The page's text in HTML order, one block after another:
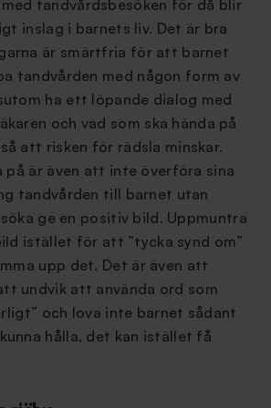
tandvårdsbesöken för då blir
inslag i barnets liv. Det är bra
är smärtfria för att barnet
tandvården med någon form av
ha ett löpande dialog med
och vad som ska hända på
att risken för rädsla minskar.
är även att inte överföra sina
tandvården till barnet utan
ge en positiv bild. Uppmuntra
istället för att ”tycka synd om”
upp det. Det är även att
undvik att använda ord som
och lova inte barnet sådant
hålla, det kan istället få